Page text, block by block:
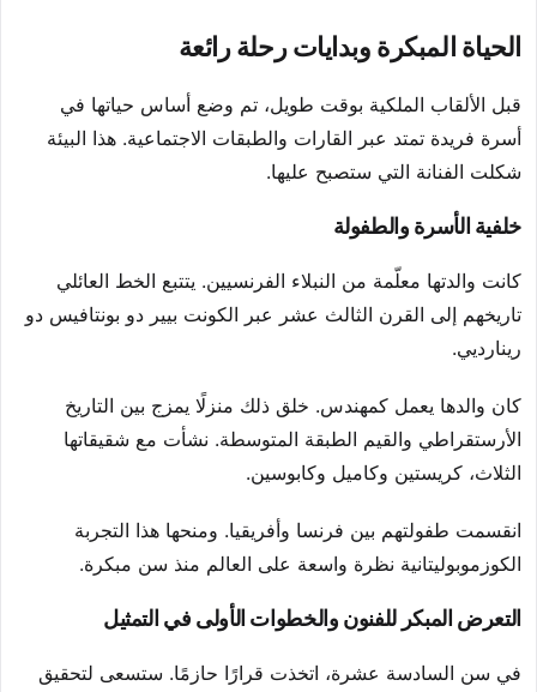
الحياة المبكرة وبدايات رحلة رائعة
قبل الألقاب الملكية بوقت طويل، تم وضع أساس حياتها في
أسرة فريدة تمتد عبر القارات والطبقات الاجتماعية. هذا البيئة
شكلت الفنانة التي ستصبح عليها.
خلفية الأسرة والطفولة
كانت والدتها معلّمة من النبلاء الفرنسيين. يتتبع الخط العائلي
تاريخهم إلى القرن الثالث عشر عبر الكونت بيير دو بونتافيس دو
رينارديي.
كان والدها يعمل كمهندس. خلق ذلك منزلًا يمزج بين التاريخ
الأرستقراطي والقيم الطبقة المتوسطة. نشأت مع شقيقاتها
الثلاث، كريستين وكاميل وكابوسين.
انقسمت طفولتهم بين فرنسا وأفريقيا. ومنحها هذا التجربة
الكوزموبوليتانية نظرة واسعة على العالم منذ سن مبكرة.
التعرض المبكر للفنون والخطوات الأولى في التمثيل
في سن السادسة عشرة، اتخذت قرارًا حازمًا. ستسعى لتحقيق